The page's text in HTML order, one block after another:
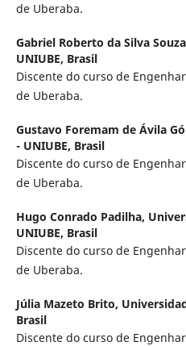
de Uberaba.
Gabriel Roberto da Silva
UNIUBE, Brasil
Discente do curso de
de Uberaba.
Gustavo Foremam de Ávila
- UNIUBE, Brasil
Discente do curso de
de Uberaba.
Hugo Conrado Padilha,
UNIUBE, Brasil
Discente do curso de
de Uberaba.
Júlia Mazeto Brito,
Brasil
Discente do curso de